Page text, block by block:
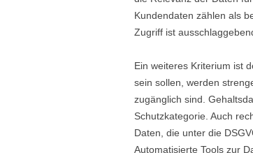
Kundendaten zählen als
Zugriff ist
Ein weiteres Kriterium ist
sein sollen, werden
zugänglich sind.
Schutzkategorie. Auch
Daten, die unter die
Automatisierte Tools zur